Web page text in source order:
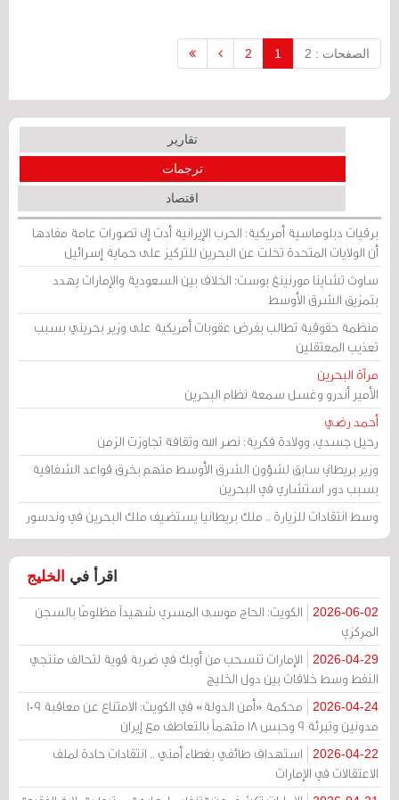
الصفحات : 2 1
2
تقارير
ترجمات
اقتصاد
برقيات دبلوماسية أمريكية: الحرب الإيرانية أدت إلى تصورات عامة مفادها
أن الولايات المتحدة تخلت عن البحرين للتركيز على حماية إسرائيل
ساوث تشاينا مورنينغ بوست: الخلاف بين السعودية والإمارات يهدد
بتمزيق الشرق الأوسط
منظمة حقوقية تطالب بفرض عقوبات أمريكية على وزير بحريني بسبب
تعذيب المعتقلين
مرآة البحرين
الأمير أندرو وغسل سمعة نظام البحرين
أحمد رضي
رحيل جسدي، وولادة فكرية: نصر الله وثقافة تجاوزت الزمن
وزير بريطاني سابق لشؤون الشرق الأوسط متهم بخرق قواعد الشفافية
بسبب دور استشاري في البحرين
وسط انتقادات للزيارة .. ملك بريطانيا يستضيف ملك البحرين في وندسور
اقرأ في الخليج
2026-06-02
الكويت: الحاج موسى المسري شهيداً مظلومًا بالسجن
المركزي
2026-04-29
الإمارات تنسحب من أوبك في ضربة قوية لتحالف منتجي
النفط وسط خلافات بين دول الخليج
2026-04-24
محكمة «أمن الدولة» في الكويت: الامتناع عن معاقبة 109
مدونين وتبرئة 9 وحبس 18 متهماً بالتعاطف مع إيران
2026-04-22
استهداف طائفي بغطاء أمني .. انتقادات حادة لملف
الاعتقالات في الإمارات